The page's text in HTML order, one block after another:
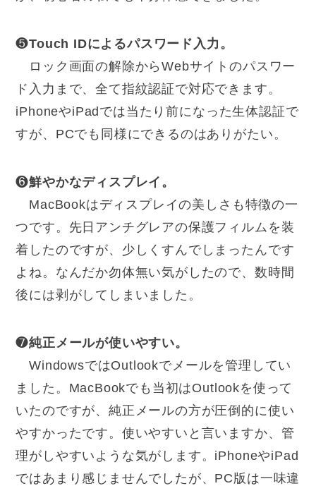
❺Touch IDによるパスワード入力。
ロック画面の解除からWebサイトのパスワー
ド入力まで、全て指紋認証で対応できます。
iPhoneやiPadでは当たり前になった生体認証で
すが、PCでも同様にできるのはありがたい。
❻鮮やかなディスプレイ。
MacBookはディスプレイの美しさも特徴の一
つです。先日アンチグレアの保護フィルムを装
着したのですが、少しくすんでしまったんです
よね。なんだか勿体無い気がしたので、数時間
後には剥がしてしまいました。
❼純正メールが使いやすい。
WindowsではOutlookでメールを管理してい
ました。MacBookでも当初はOutlookを使って
いたのですが、純正メールの方が圧倒的に使い
やすかったです。使いやすいと言いますか、管
理がしやすいような気がします。iPhoneやiPad
ではあまり感じませんでしたが、PC版は一味違